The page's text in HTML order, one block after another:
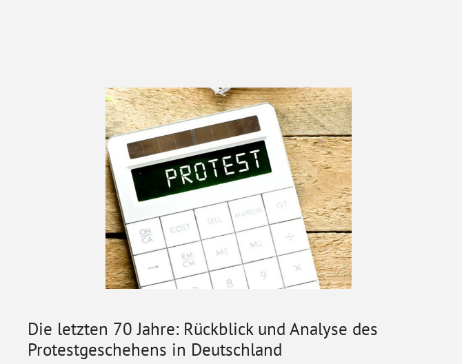
Die letzten 70 Jahre: Rückblick und Analyse des
Protestgeschehens in Deutschland